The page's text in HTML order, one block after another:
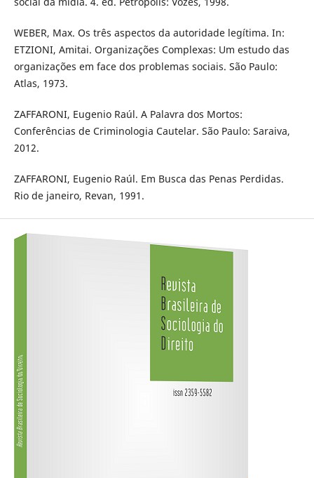
WEBER, Max. Os três aspectos da autoridade legítima. In:
ETZIONI, Amitai. Organizações Complexas: Um estudo das
organizações em face dos problemas sociais. São Paulo:
Atlas, 1973.
ZAFFARONI, Eugenio Raúl. A Palavra dos Mortos:
Conferências de Criminologia Cautelar. São Paulo: Saraiva,
2012.
ZAFFARONI, Eugenio Raúl. Em Busca das Penas Perdidas.
Rio de janeiro, Revan, 1991.